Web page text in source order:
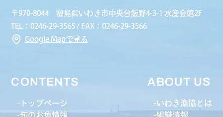
〒970-8044 福島県いわき市中央台飯野4-3-1 水産会館2F
TEL：0246-29-3565 / FAX：0246-29-3566
Google Mapで見る
CONTENTS
トップページ
旬のお魚情報
ABOUT US
いわき漁協とは
組織情報